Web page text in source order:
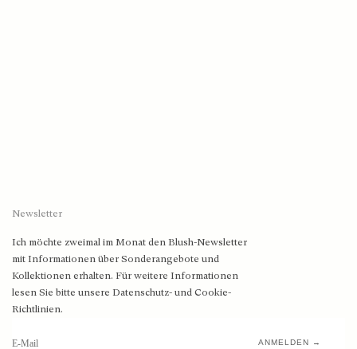
Newsletter
Ich möchte zweimal im Monat den Blush-Newsletter
mit Informationen über Sonderangebote und
Kollektionen erhalten. Für weitere Informationen
lesen Sie bitte unsere Datenschutz- und Cookie-
Richtlinien.
ANMELDEN →